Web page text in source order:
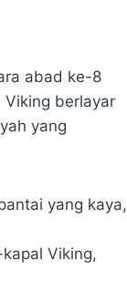
abad ke-8
Viking berlayar
yang
yang kaya,
Viking,